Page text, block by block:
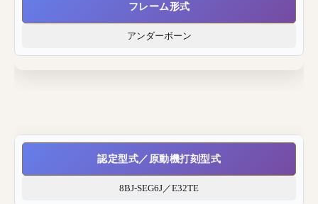
フレーム形式
アンダーボーン
認定型式／原動機打刻型式
8BJ-SEG6J／E32TE